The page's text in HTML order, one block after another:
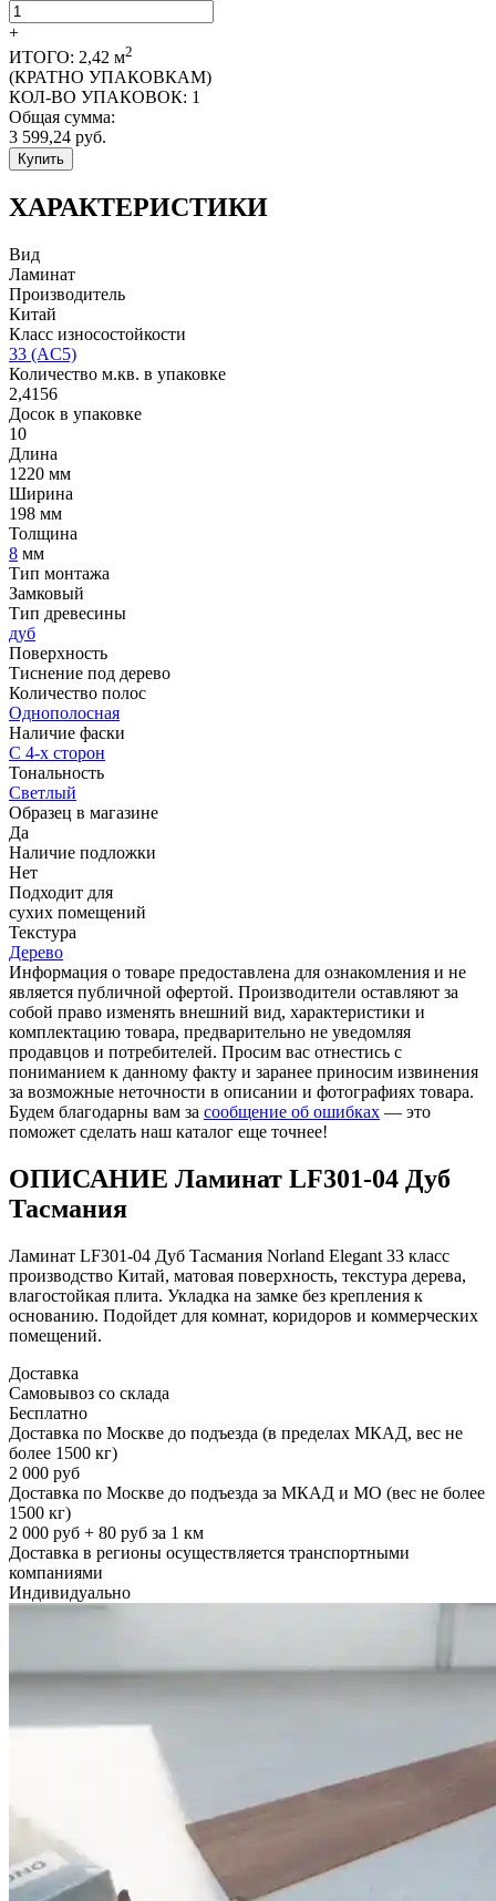
+
ИТОГО: 2,42 м2
(КРАТНО УПАКОВКАМ)
КОЛ-ВО УПАКОВОК: 1
Общая сумма:
3 599,24 руб.
Купить
ХАРАКТЕРИСТИКИ
Вид
Ламинат
Производитель
Китай
Класс износостойкости
33 (AC5)
Количество м.кв. в упаковке
2,4156
Досок в упаковке
10
Длина
1220 мм
Ширина
198 мм
Толщина
8 мм
Тип монтажа
Замковый
Тип древесины
дуб
Поверхность
Тиснение под дерево
Количество полос
Однополосная
Наличие фаски
С 4-х сторон
Тональность
Светлый
Образец в магазине
Да
Наличие подложки
Нет
Подходит для
cухих помещений
Текстура
Дерево
Информация о товаре предоставлена для ознакомления и не
является публичной офертой. Производители оставляют за
собой право изменять внешний вид, характеристики и
комплектацию товара, предварительно не уведомляя
продавцов и потребителей. Просим вас отнестись с
пониманием к данному факту и заранее приносим извинения
за возможные неточности в описании и фотографиях товара.
Будем благодарны вам за сообщение об ошибках — это
поможет сделать наш каталог еще точнее!
ОПИСАНИЕ Ламинат LF301-04 Дуб
Тасмания
Ламинат LF301-04 Дуб Тасмания Norland Elegant 33 класс
производство Китай, матовая поверхность, текстура дерева,
влагостойкая плита. Укладка на замке без крепления к
основанию. Подойдет для комнат, коридоров и коммерческих
помещений.
Доставка
Самовывоз со склада
Бесплатно
Доставка по Москве до подъезда (в пределах МКАД, вес не
более 1500 кг)
2 000 руб
Доставка по Москве до подъезда за МКАД и МО (вес не более
1500 кг)
2 000 руб + 80 руб за 1 км
Доставка в регионы осуществляется транспортными
компаниями
Индивидуально